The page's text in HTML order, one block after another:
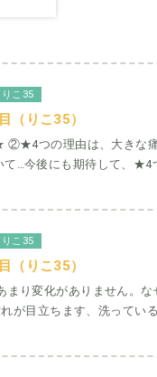
りこ35
（りこ35）
つの理由は、大きな痛
て…今後にも期待して、★4
りこ35
（りこ35）
変化がありません。な
が目立ちます、洗ってい